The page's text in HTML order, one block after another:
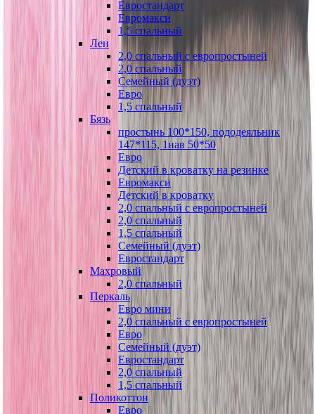
Евростандарт
Евромакси
1,5 спальный
Лен
2,0 спальный с европростыней
2,0 спальный
Семейный (дуэт)
Евро
1,5 спальный
Бязь
простынь 100*150, пододеяльник
147*115, 1нав 50*50
Евро
Детский в кроватку на резинке
Евромакси
Детский в кроватку
2,0 спальный с европростыней
2,0 спальный
1,5 спальный
Семейный (дуэт)
Евростандарт
Махровый
2,0 спальный
Перкаль
Евро мини
2,0 спальный с европростыней
Евро
Семейный (дуэт)
Евростандарт
2,0 спальный
1,5 спальный
Поликоттон
Евро